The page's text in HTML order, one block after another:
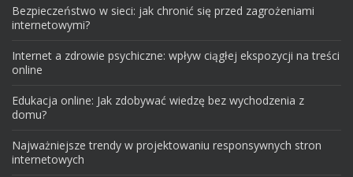
Bezpieczeństwo w sieci: jak chronić się przed zagrożeniami
internetowymi?
Internet a zdrowie psychiczne: wpływ ciągłej ekspozycji na treści
online
Edukacja online: Jak zdobywać wiedzę bez wychodzenia z
domu?
Najważniejsze trendy w projektowaniu responsywnych stron
internetowych